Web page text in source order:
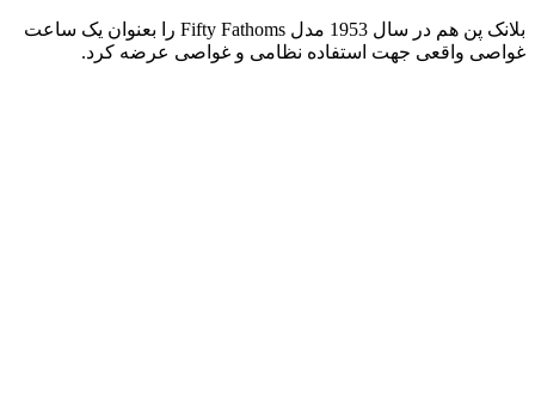
بلانک پن هم در سال 1953 مدل Fifty Fathoms را بعنوان یک ساعت
غواصی واقعی جهت استفاده نظامی و غواصی عرضه کرد.